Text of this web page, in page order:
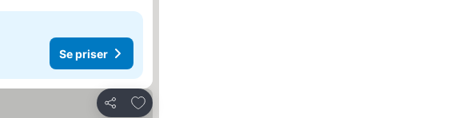
Se priser
Dela
Lägg till i Mina Favoriter